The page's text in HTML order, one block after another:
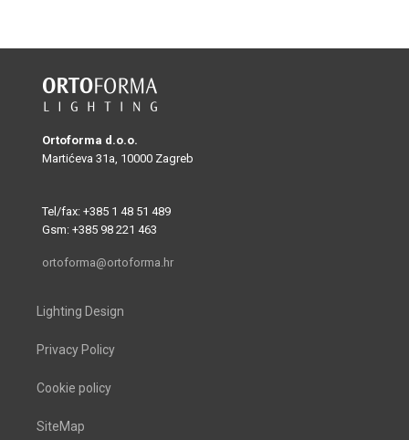
Ortoforma d.o.o.
Martićeva 31a, 10000 Zagreb
Tel/fax: +385 1 48 51 489
Gsm: +385 98 221 463
ortoforma@ortoforma.hr
Lighting Design
Privacy Policy
Cookie policy
SiteMap